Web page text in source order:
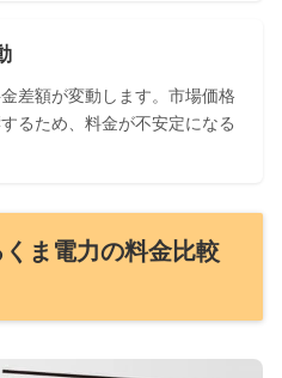
差額が変動します。市場価格
るため、料金が不安定になる
ま電力の料金比較